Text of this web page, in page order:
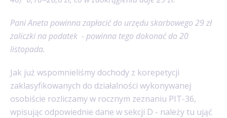
Pani Aneta powinna zapłacić do urzędu skarbowego 29 zł
zaliczki na podatek - powinna tego dokonać do 20
listopada.
Jak już wspomnieliśmy dochody z korepetycji
zaklasyfikowanych do działalności wykonywanej
osobiście rozliczamy w rocznym zeznaniu PIT-36,
wpisując odpowiednie dane w sekcji D - należy tu ująć